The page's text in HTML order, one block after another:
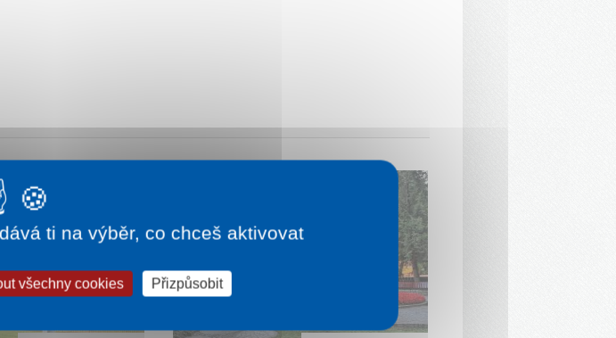
ti na výběr, co chceš aktivovat
všechny cookies Přizpůsobit